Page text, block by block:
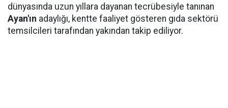
dünyasında uzun yıllara dayanan tecrübesiyle tanınan
Ayan'ın adaylığı, kentte faaliyet gösteren gıda sektörü
temsilcileri tarafından yakından takip ediliyor.